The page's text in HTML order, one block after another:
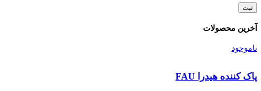
آخرین محصولات
ناموجود
پاک کننده هیدرا FAU